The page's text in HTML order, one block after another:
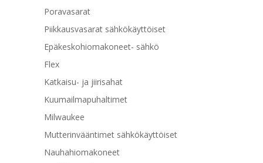
Poravasarat
Piikkausvasarat sähkökäyttöiset
Epäkeskohiomakoneet- sähkö
Flex
Katkaisu- ja jiirisahat
Kuumailmapuhaltimet
Milwaukee
Mutterinvääntimet sähkökäyttöiset
Nauhahiomakoneet